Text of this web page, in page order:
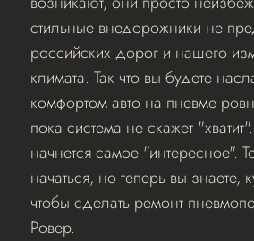
стильные внедорожники не
российских дорог и нашего
климата. Так что вы будете
комфортом авто на пневме
пока система не скажет
начнется самое "интересное".
начаться, но теперь вы знаете,
чтобы сделать ремонт
Ровер.